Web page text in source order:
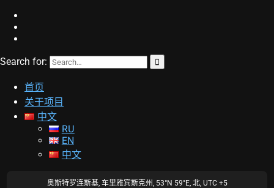
Search for:
STARVISOR
夜空巡逻
首页
关于项目
中文
RU
EN
中文
奥斯特罗连斯基, 车里雅宾斯克州, 53°N 59°E, 北, UTC +5
缩放: